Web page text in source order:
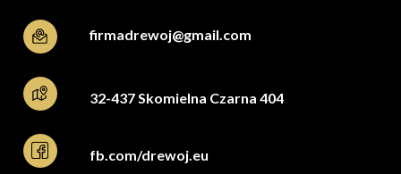
firmadrewoj@gmail.com
32-437 Skomielna Czarna 404
fb.com/drewoj.eu